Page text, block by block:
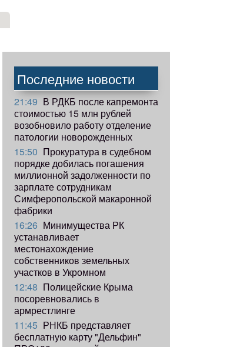
Последние новости
21:49 В РДКБ после капремонта
стоимостью 15 млн рублей
возобновило работу отделение
патологии новорожденных
15:50 Прокуратура в судебном
порядке добилась погашения
миллионной задолженности по
зарплате сотрудникам
Симферопольской макаронной
фабрики
16:26 Минимущества РК
устанавливает
местонахождение
собственников земельных
участков в Укромном
12:48 Полицейские Крыма
посоревновались в
армрестлинге
11:45 РНКБ представляет
бесплатную карту "Дельфин"